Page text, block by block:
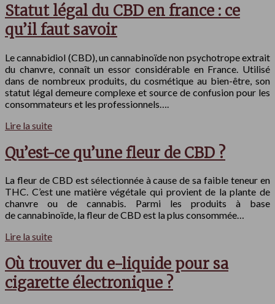
Statut légal du CBD en france : ce
qu’il faut savoir
Le cannabidiol (CBD), un cannabinoïde non psychotrope extrait
du chanvre, connaît un essor considérable en France. Utilisé
dans de nombreux produits, du cosmétique au bien-être, son
statut légal demeure complexe et source de confusion pour les
consommateurs et les professionnels….
Lire la suite
Qu’est-ce qu’une fleur de CBD ?
La fleur de CBD est sélectionnée à cause de sa faible teneur en
THC. C’est une matière végétale qui provient de la plante de
chanvre ou de cannabis. Parmi les produits à base
de cannabinoïde, la fleur de CBD est la plus consommée…
Lire la suite
Où trouver du e-liquide pour sa
cigarette électronique ?